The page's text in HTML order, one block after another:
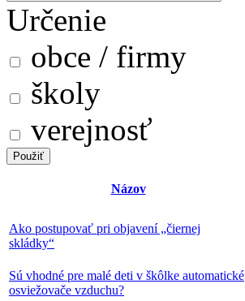
Určenie
obce / firmy
školy
verejnosť
Názov
Ako postupovať pri objavení „čiernej
skládky“
Sú vhodné pre malé deti v škôlke automatické
osviežovače vzduchu?